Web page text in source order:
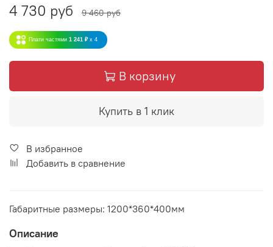
4 730 руб 9 460 руб
Плати частями 1 241 ₽ x 4
В корзину
Купить в 1 клик
В избранное
Добавить в сравнение
Габаритные размеры: 1200*360*400мм
Описание